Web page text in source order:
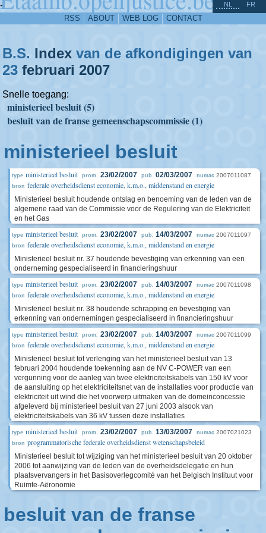
-
RSS ABOUT WEB LOG CONTACT
NL FR
B.S. Index van de afkondigingen van
23 februari 2007
Snelle toegang:
ministerieel besluit (5)
besluit van de franse gemeenschapscommissie (1)
ministerieel besluit
type ministerieel besluit prom. 23/02/2007 pub. 02/03/2007 numac 2007011087
bron federale overheidsdienst economie, k.m.o., middenstand en energie
Ministerieel besluit houdende ontslag en benoeming van de leden van de
algemene raad van de Commissie voor de Regulering van de Elektriciteit
en het Gas
type ministerieel besluit prom. 23/02/2007 pub. 14/03/2007 numac 2007011097
bron federale overheidsdienst economie, k.m.o., middenstand en energie
Ministerieel besluit nr. 37 houdende bevestiging van erkenning van een
onderneming gespecialiseerd in financieringshuur
type ministerieel besluit prom. 23/02/2007 pub. 14/03/2007 numac 2007011098
bron federale overheidsdienst economie, k.m.o., middenstand en energie
Ministerieel besluit nr. 38 houdende schrapping en bevestiging van
erkenning van ondernemingen gespecialiseerd in financieringshuur
type ministerieel besluit prom. 23/02/2007 pub. 14/03/2007 numac 2007011099
bron federale overheidsdienst economie, k.m.o., middenstand en energie
Ministerieel besluit tot verlenging van het ministerieel besluit van 13
februari 2004 houdende toekenning aan de NV C-POWER van een
vergunning voor de aanleg van twee elektriciteitskabels van 150 kV voor
de aansluiting op het elektriciteitsnet van de installaties voor productie van
elektriciteit uit wind die het voorwerp uitmaken van de domeinconcessie
afgeleverd bij ministerieel besluit van 27 juni 2003 alsook van
elektriciteitskabels van 36 kV tussen deze installaties
type ministerieel besluit prom. 23/02/2007 pub. 13/03/2007 numac 2007021023
bron programmatorische federale overheidsdienst wetenschapsbeleid
Ministerieel besluit tot wijziging van het ministerieel besluit van 20 oktober
2006 tot aanwijzing van de leden van de overheidsdelegatie en hun
plaatsvervangers in het Basisoverlegcomité van het Belgisch Instituut voor
Ruimte-Aëronomie
besluit van de franse
^